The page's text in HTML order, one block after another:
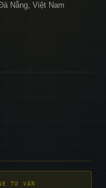
Nẵng, Việt Nam
TƯ VẤN